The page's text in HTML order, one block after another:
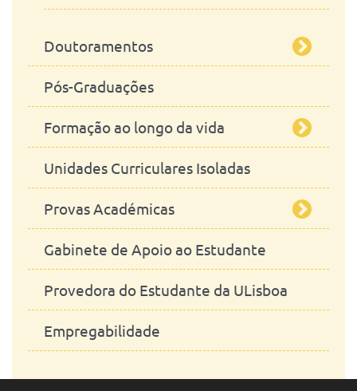
Doutoramentos
Ciências Veterinárias
Estudos em Saúde Planetária
Ciências da Sustentatibilidade
Pós-Graduações
Formação ao longo da vida
A realizar
Realizadas
Unidades Curriculares Isoladas
Provas Académicas
Mestrado Integrado
Mestrados
Doutoramentos
Gabinete de Apoio ao Estudante
Provedora do Estudante da ULisboa
Empregabilidade